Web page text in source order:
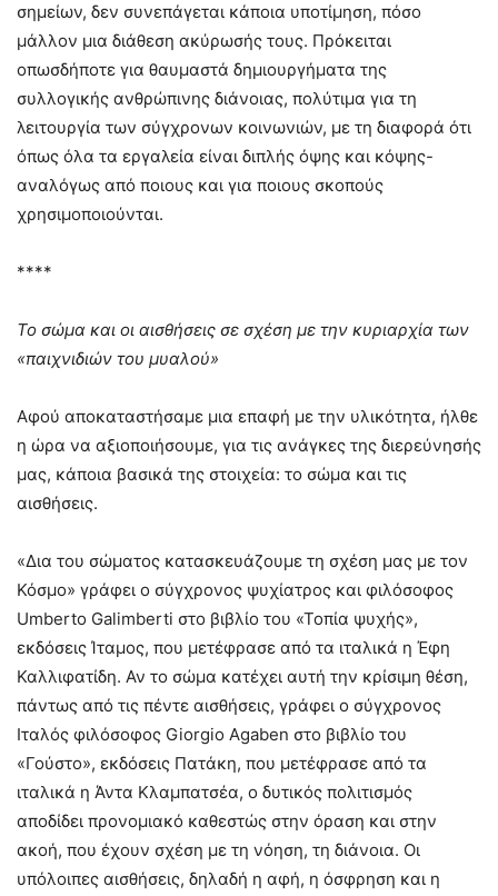
σημείων, δεν συνεπάγεται κάποια υποτίμηση, πόσο
μάλλον μια διάθεση ακύρωσής τους. Πρόκειται
οπωσδήποτε για θαυμαστά δημιουργήματα της
συλλογικής ανθρώπινης διάνοιας, πολύτιμα για τη
λειτουργία των σύγχρονων κοινωνιών, με τη διαφορά ότι
όπως όλα τα εργαλεία είναι διπλής όψης και κόψης-
αναλόγως από ποιους και για ποιους σκοπούς
χρησιμοποιούνται.
****
Το σώμα και οι αισθήσεις σε σχέση με την κυριαρχία των
«παιχνιδιών του μυαλού»
Αφού αποκαταστήσαμε μια επαφή με την υλικότητα, ήλθε
η ώρα να αξιοποιήσουμε, για τις ανάγκες της διερεύνησής
μας, κάποια βασικά της στοιχεία: το σώμα και τις
αισθήσεις.
«Δια του σώματος κατασκευάζουμε τη σχέση μας με τον
Κόσμο» γράφει ο σύγχρονος ψυχίατρος και φιλόσοφος
Umberto Galimberti στο βιβλίο του «Τοπία ψυχής»,
εκδόσεις Ίταμος, που μετέφρασε από τα ιταλικά η Έφη
Καλλιφατίδη. Αν το σώμα κατέχει αυτή την κρίσιμη θέση,
πάντως από τις πέντε αισθήσεις, γράφει ο σύγχρονος
Ιταλός φιλόσοφος Giorgio Agaben στο βιβλίο του
«Γούστο», εκδόσεις Πατάκη, που μετέφρασε από τα
ιταλικά η Άντα Κλαμπατσέα, ο δυτικός πολιτισμός
αποδίδει προνομιακό καθεστώς στην όραση και στην
ακοή, που έχουν σχέση με τη νόηση, τη διάνοια. Οι
υπόλοιπες αισθήσεις, δηλαδή η αφή, η όσφρηση και η